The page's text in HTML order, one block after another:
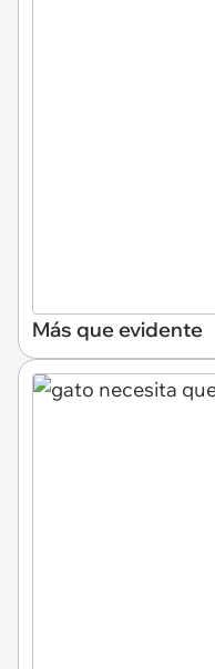
Más que evidente